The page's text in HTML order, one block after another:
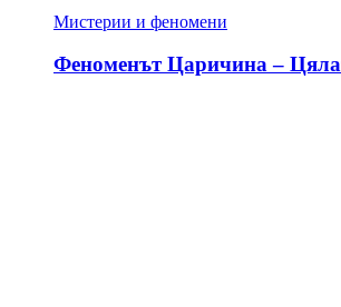
Мистерии и феномени
Феноменът Царичина –